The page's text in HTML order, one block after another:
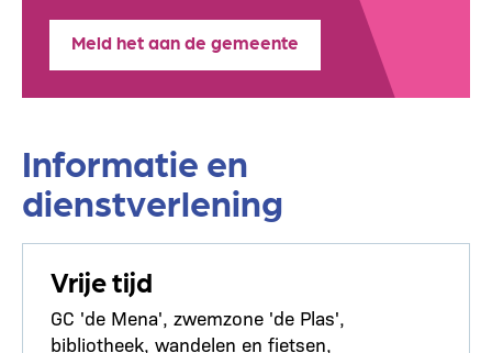
Meld het aan de gemeente
Informatie en
dienstverlening
Vrije tijd
GC 'de Mena', zwemzone 'de Plas',
bibliotheek, wandelen en fietsen,